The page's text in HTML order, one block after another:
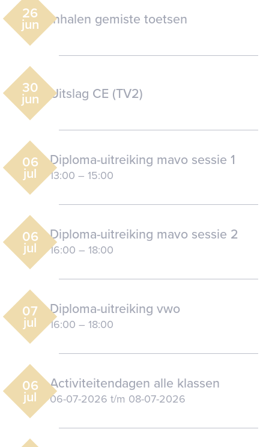
26
jun Inhalen gemiste toetsen
30
jun Uitslag CE (TV2)
06
jul
Diploma-uitreiking mavo sessie 1
13:00 – 15:00
06
jul
Diploma-uitreiking mavo sessie 2
16:00 – 18:00
07
jul
Diploma-uitreiking vwo
16:00 – 18:00
06
jul
Activiteitendagen alle klassen
06-07-2026 t/m 08-07-2026